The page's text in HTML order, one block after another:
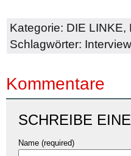
Kategorie: DIE LINKE,
Schlagwörter: Interview
Kommentare
SCHREIBE
Name (required)